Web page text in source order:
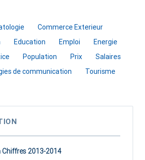
Commerce Exterieur
Education Emploi
Energie
Population Prix
Salaires
de communication
Tourisme
Chiffres 2013-2014